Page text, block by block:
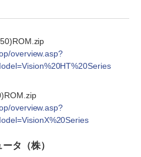
overview.asp?
overview.asp?
タ（株）